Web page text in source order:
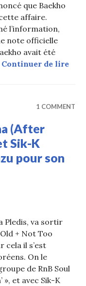
que Baekho
affaire.
l’information,
note officielle
avait été
Continuer de lire
1 COMMENT
(After
Sik-K
pour son
Pledis, va sortir
+ Not Too
cela il s’est
On le
de RnB Soul
», et avec Sik-K